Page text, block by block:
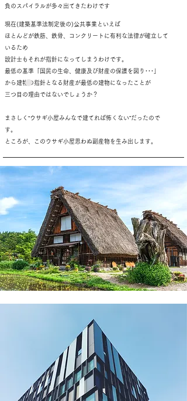
負のスパイラルが多々出てきたわけです
現在(建築基準法制定後の)公共事業といえば
ほとんどが鉄筋、鉄骨、コンクリートに有利な法律が確立して
いるため
設計士もそれが指針になってしまうわけです。
最低の基準「国民の生命、健康及び財産の保護を図り･･･」
から建物の指針となる財産が最低の建物になったことが
三つ目の理由ではないでしょうか？
まさしく“ウサギ小屋みんなで建てれば怖くない”だったので
す。
ところが、このウサギ小屋思わぬ副産物を生み出します。